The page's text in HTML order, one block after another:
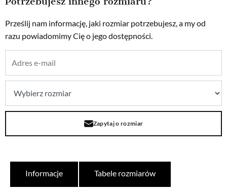
Prześlij nam informację, jaki rozmiar potrzebujesz, a my od
razu powiadomimy Cię o jego dostępności.
Zapytaj o rozmiar
Informacje Tabele rozmiarów